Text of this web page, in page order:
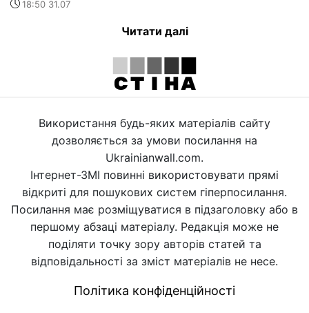
18:50 31.07
Читати далі
Використання будь-яких матеріалів сайту
дозволяється за умови посилання на
Ukrainianwall.com.
Інтернет-ЗМІ повинні використовувати прямі
відкриті для пошукових систем гіперпосилання.
Посилання має розміщуватися в підзаголовку або в
першому абзаці матеріалу. Редакція може не
поділяти точку зору авторів статей та
відповідальності за зміст матеріалів не несе.
Політика конфіденційності